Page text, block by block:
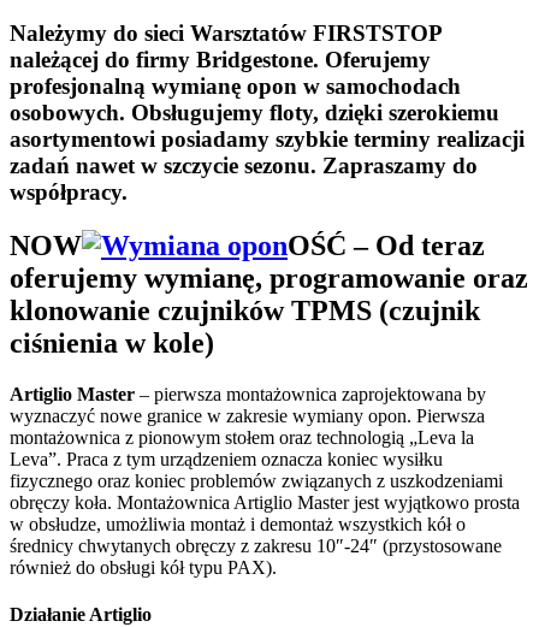
Należymy do sieci Warsztatów FIRSTSTOP
należącej do firmy Bridgestone. Oferujemy
profesjonalną wymianę opon w samochodach
osobowych. Obsługujemy floty, dzięki szerokiemu
asortymentowi posiadamy szybkie terminy realizacji
zadań nawet w szczycie sezonu. Zapraszamy do
współpracy.
NOW OŚĆ – Od teraz
oferujemy wymianę, programowanie oraz
klonowanie czujników TPMS (czujnik
ciśnienia w kole)
Artiglio Master – pierwsza montażownica zaprojektowana by
wyznaczyć nowe granice w zakresie wymiany opon. Pierwsza
montażownica z pionowym stołem oraz technologią „Leva la
Leva”. Praca z tym urządzeniem oznacza koniec wysiłku
fizycznego oraz koniec problemów związanych z uszkodzeniami
obręczy koła. Montażownica Artiglio Master jest wyjątkowo prosta
w obsłudze, umożliwia montaż i demontaż wszystkich kół o
średnicy chwytanych obręczy z zakresu 10″-24″ (przystosowane
również do obsługi kół typu PAX).
Działanie Artiglio